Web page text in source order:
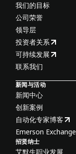
我们的目标
公司荣誉
领导层
投资者关系
可持续发展
联系我们
新闻与活动
新闻中心
创新案例
自动化专家博客
Emerson Exchange
招贤纳士
艾默生职业发展